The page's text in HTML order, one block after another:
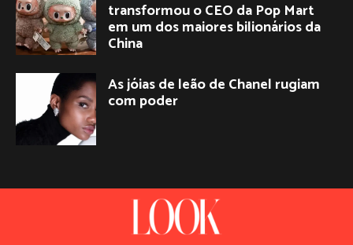
transformou o CEO da Pop Mart
em um dos maiores bilionários da
China
As jóias de leão de Chanel rugiam
com poder